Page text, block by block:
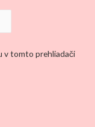
v tomto prehliadači